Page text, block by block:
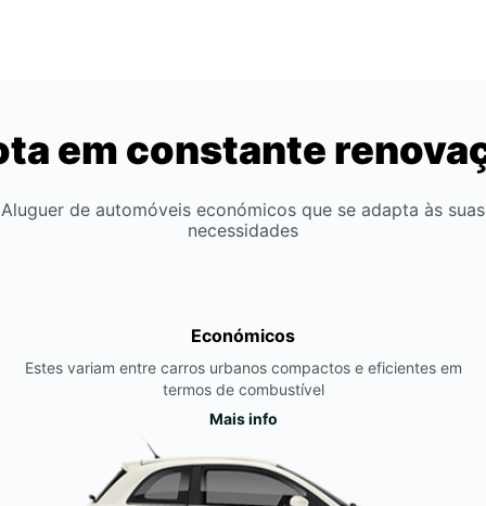
em constante
Aluguer de automóveis económicos que se adapta às suas
necessidades
Económicos
Estes variam entre carros urbanos compactos e eficientes em
termos de combustível
Mais info